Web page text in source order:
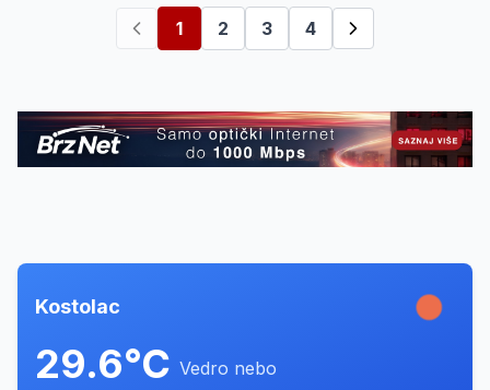
1 2 3 4
Kostolac
29.6°C Vedro nebo